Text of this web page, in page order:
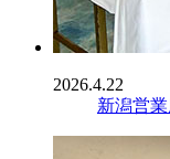
2026.4.22
新潟営